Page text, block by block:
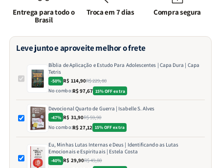
Entrega para todo o
Brasil
Troca em 7 dias Compra segura
Leve junto e aproveite melhor o frete
Bíblia de Aplicação e Estudo Para Adolescentes | Capa Dura | Capa
Tetris
-50% R$ 114,90R$ 229,80
No combo:R$ 97,67 15% OFF extra
Devocional Quarto de Guerra | Isabelle S. Alves
-47% R$ 31,90R$ 59,90
No combo:R$ 27,12 15% OFF extra
Eu, Minhas Lutas Internas e Deus | Identificando as Lutas
Emocionais e Espirituais | Estela Costa
-40% R$ 29,90R$ 49,80